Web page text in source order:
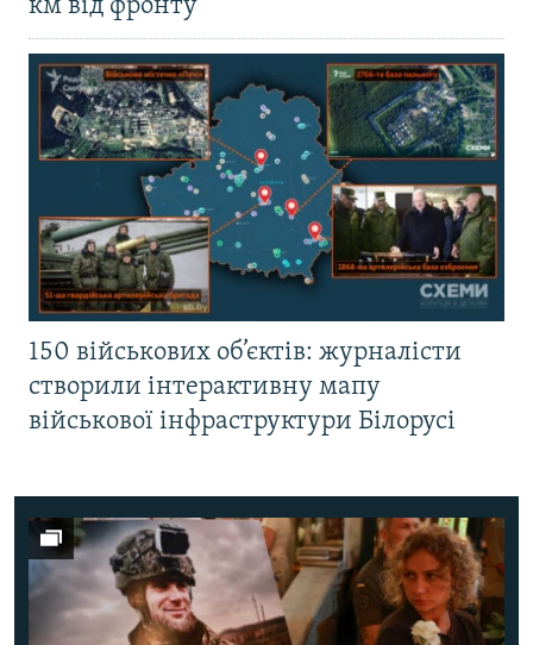
км від фронту
150 військових об’єктів: журналісти
створили інтерактивну мапу
військової інфраструктури Білорусі